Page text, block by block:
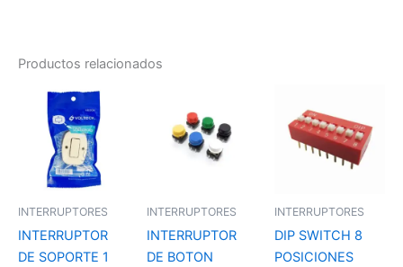
Productos relacionados
INTERRUPTORES
INTERRUPTOR
DE SOPORTE 1
INTERRUPTORES
INTERRUPTOR
DE BOTON
INTERRUPTORES
DIP SWITCH 8
POSICIONES